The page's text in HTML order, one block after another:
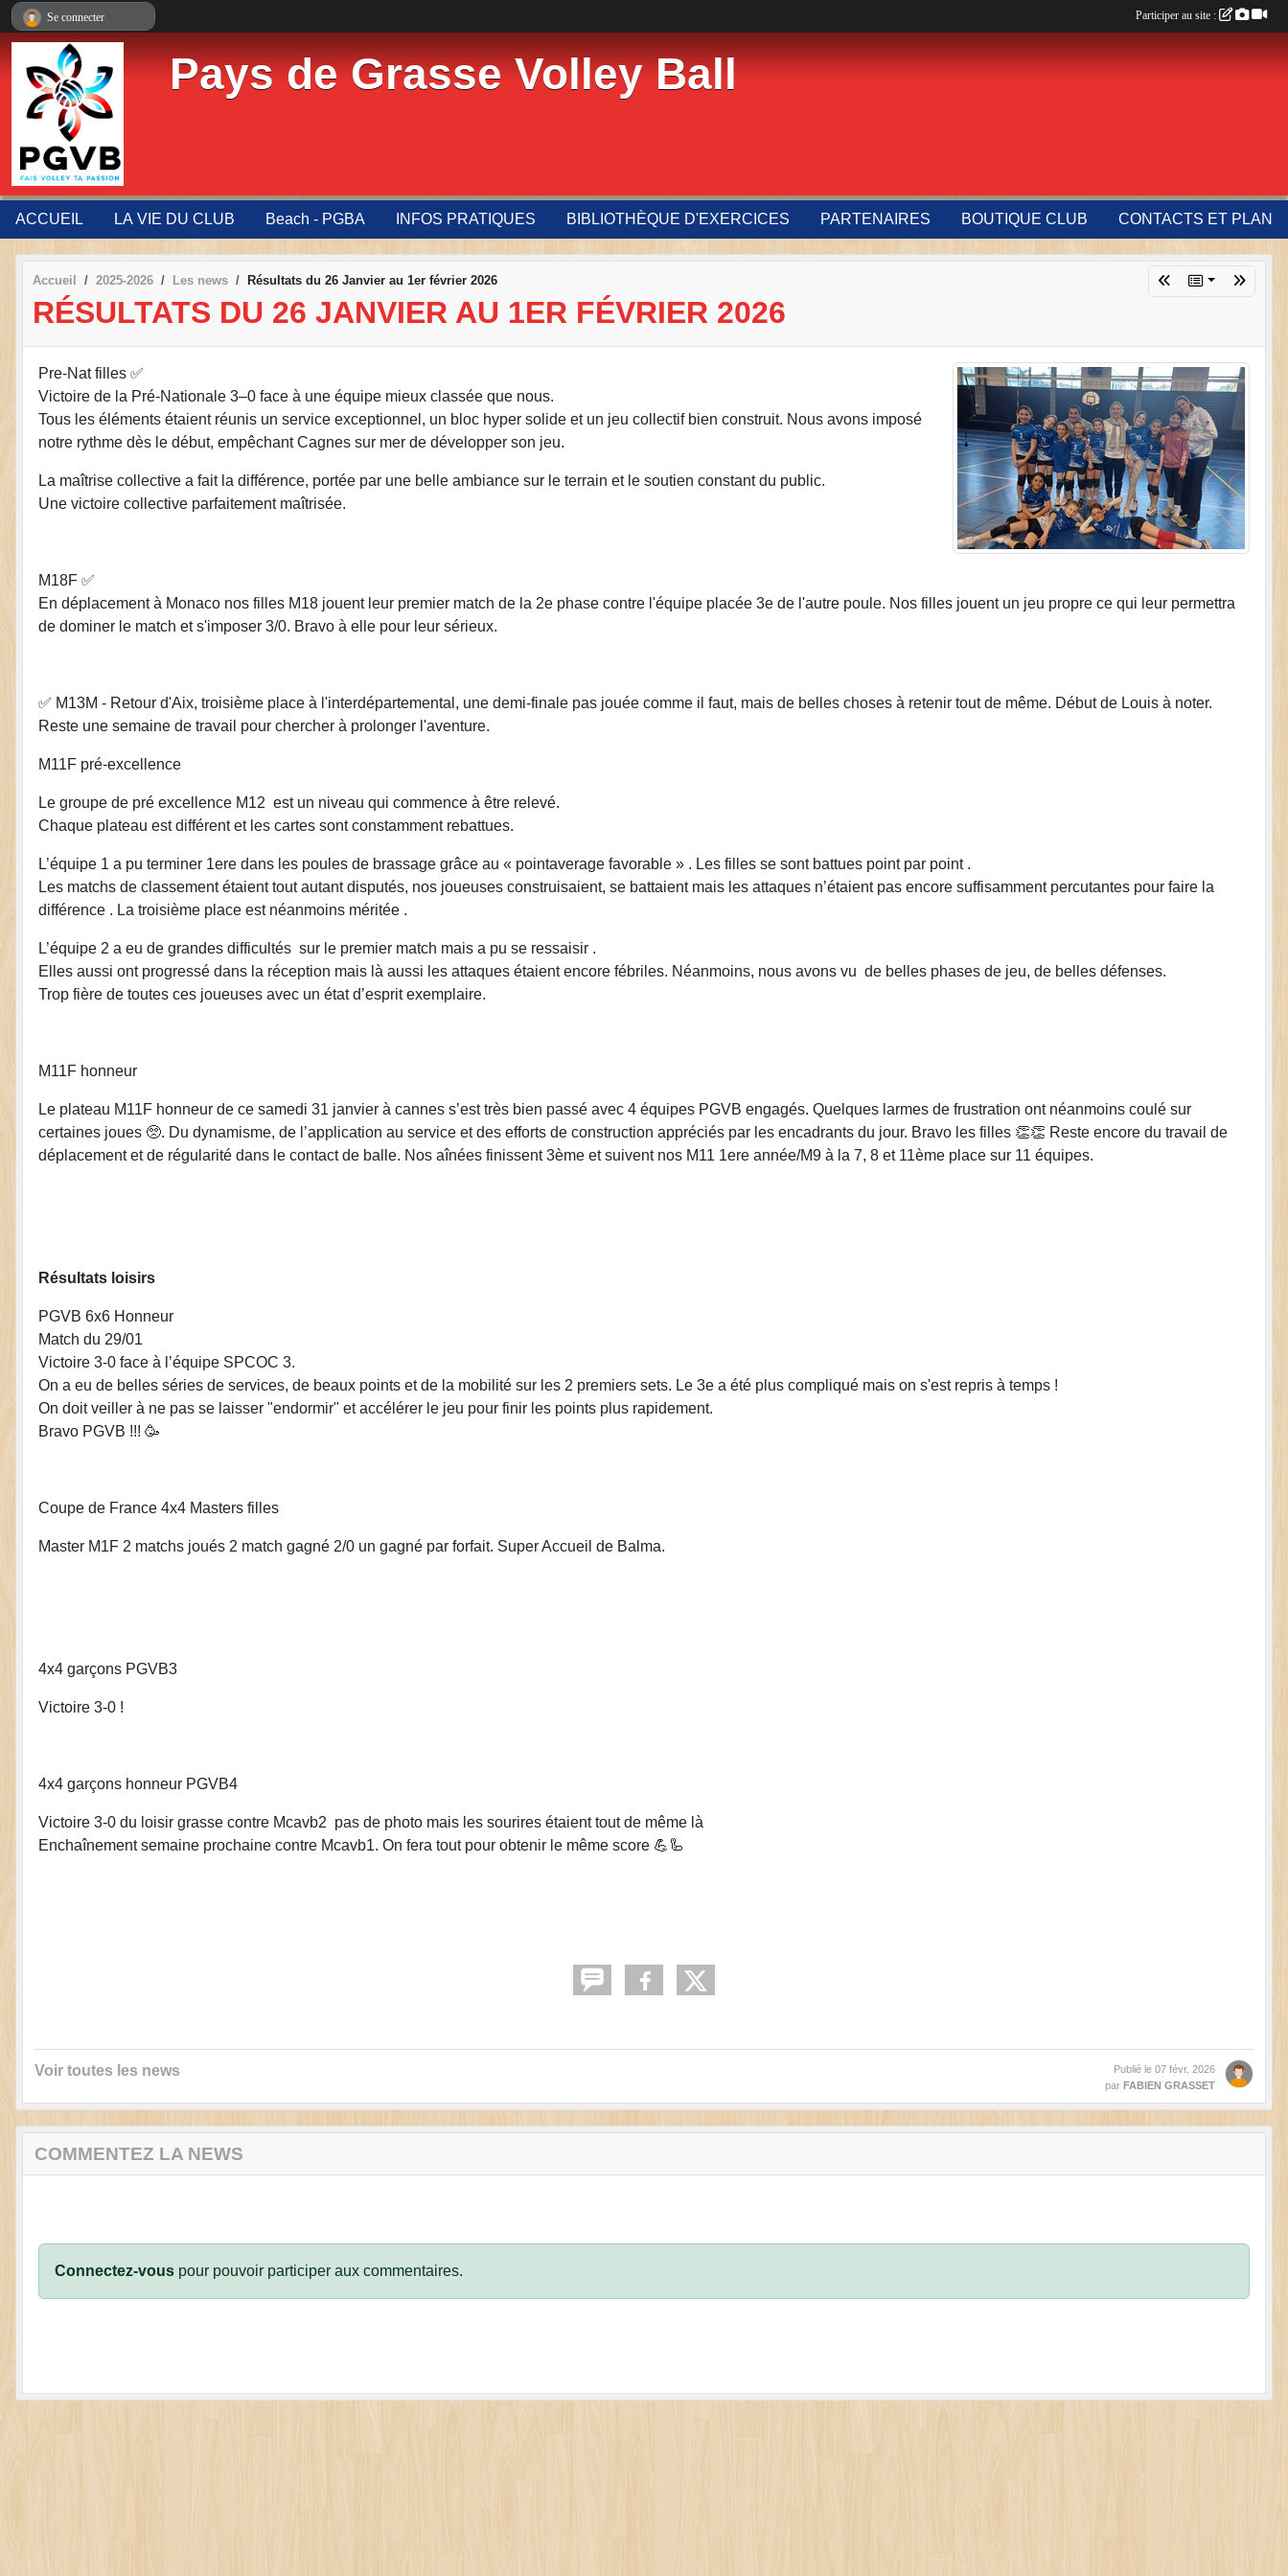
Pays de Grasse Volley Ball
ACCUEIL LA VIE DU CLUB Beach - PGBA INFOS PRATIQUES BIBLIOTHÈQUE D'EXERCICES PARTENAIRES BOUTIQUE CLUB CONTACTS ET PLAN
Accueil 2025-2026 Les news Résultats du 26 Janvier au 1er février 2026
RÉSULTATS DU 26 JANVIER AU 1ER FÉVRIER 2026
Pre-Nat filles ✅
Victoire de la Pré-Nationale 3–0 face à une équipe mieux classée que nous.
Tous les éléments étaient réunis un service exceptionnel, un bloc hyper solide et un jeu collectif bien construit. Nous avons imposé
notre rythme dès le début, empêchant Cagnes sur mer de développer son jeu.
La maîtrise collective a fait la différence, portée par une belle ambiance sur le terrain et le soutien constant du public.
Une victoire collective parfaitement maîtrisée.
M18F ✅
En déplacement à Monaco nos filles M18 jouent leur premier match de la 2e phase contre l'équipe placée 3e de l'autre poule. Nos filles jouent un jeu propre ce qui leur permettra
de dominer le match et s'imposer 3/0. Bravo à elle pour leur sérieux.
✅ M13M - Retour d'Aix, troisième place à l'interdépartemental, une demi-finale pas jouée comme il faut, mais de belles choses à retenir tout de même. Début de Louis à noter.
Reste une semaine de travail pour chercher à prolonger l'aventure.
M11F pré-excellence
Le groupe de pré excellence M12 est un niveau qui commence à être relevé.
Chaque plateau est différent et les cartes sont constamment rebattues.
L’équipe 1 a pu terminer 1ere dans les poules de brassage grâce au « pointaverage favorable » . Les filles se sont battues point par point .
Les matchs de classement étaient tout autant disputés, nos joueuses construisaient, se battaient mais les attaques n’étaient pas encore suffisamment percutantes pour faire la
différence . La troisième place est néanmoins méritée .
L’équipe 2 a eu de grandes difficultés sur le premier match mais a pu se ressaisir .
Elles aussi ont progressé dans la réception mais là aussi les attaques étaient encore fébriles. Néanmoins, nous avons vu de belles phases de jeu, de belles défenses.
Trop fière de toutes ces joueuses avec un état d’esprit exemplaire.
M11F honneur
Le plateau M11F honneur de ce samedi 31 janvier à cannes s’est très bien passé avec 4 équipes PGVB engagés. Quelques larmes de frustration ont néanmoins coulé sur
certaines joues 🥺. Du dynamisme, de l’application au service et des efforts de construction appréciés par les encadrants du jour. Bravo les filles 👏👏 Reste encore du travail de
déplacement et de régularité dans le contact de balle. Nos aînées finissent 3ème et suivent nos M11 1ere année/M9 à la 7, 8 et 11ème place sur 11 équipes.
Résultats loisirs
PGVB 6x6 Honneur
Match du 29/01
Victoire 3-0 face à l’équipe SPCOC 3.
On a eu de belles séries de services, de beaux points et de la mobilité sur les 2 premiers sets. Le 3e a été plus compliqué mais on s'est repris à temps !
On doit veiller à ne pas se laisser "endormir" et accélérer le jeu pour finir les points plus rapidement.
Bravo PGVB !!! 🥳
Coupe de France 4x4 Masters filles
Master M1F 2 matchs joués 2 match gagné 2/0 un gagné par forfait. Super Accueil de Balma.
4x4 garçons PGVB3
Victoire 3-0 !
4x4 garçons honneur PGVB4
Victoire 3-0 du loisir grasse contre Mcavb2 pas de photo mais les sourires étaient tout de même là
Enchaînement semaine prochaine contre Mcavb1. On fera tout pour obtenir le même score 💪🦾
Voir toutes les news Publié le 07 févr. 2026
par FABIEN GRASSET
COMMENTEZ LA NEWS
Connectez-vous pour pouvoir participer aux commentaires.
Se connecter Participer au site :
Panneau de gestion des cookies